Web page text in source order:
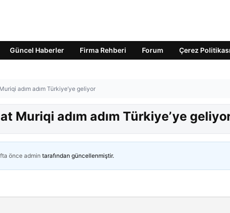
Güncel Haberler Firma Rehberi Forum Çerez Politikası
adım adım Türkiye’ye geliyor
Muriqi adım adım Türkiye’ye
önce admin tarafından güncellenmiştir.